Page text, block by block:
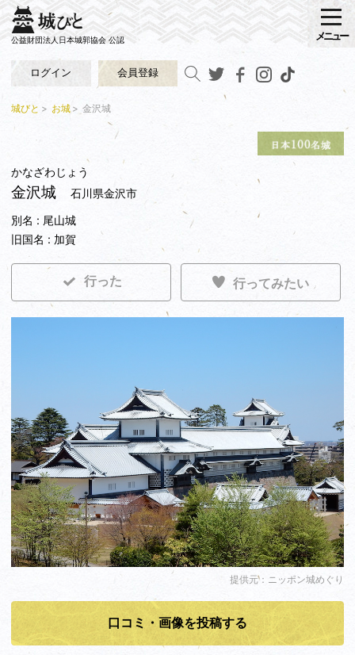
公益財団法人日本城郭協会 公認
ログイン 会員登録
メニュー
城びと お城 金沢城
かなざわじょう
金沢城
石川県金沢市
別名 : 尾山城
旧国名 : 加賀
行った 行ってみたい
提供元：ニッポン城めぐり
口コミ・画像を投稿する